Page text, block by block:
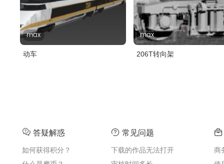
max
动车
max
206T转向架
答疑解惑
如何获得积分？
常见问题
下载的作品无法打开
商